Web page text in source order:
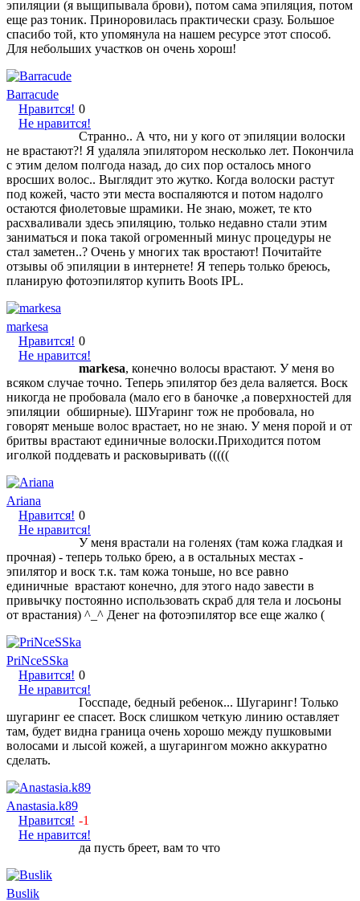
эпиляции (я выщипывала брови), потом сама эпиляция, потом
еще раз тоник. Приноровилась практически сразу. Большое
спасибо той, кто упомянула на нашем ресурсе этот способ.
Для небольших участков он очень хорош!
Barracude
Нравится!
Не нравится!
0
Странно.. А что, ни у кого от эпиляции волоски
не врастают?! Я удаляла эпилятором несколько лет. Покончила
с этим делом полгода назад, до сих пор осталось много
вросших волос.. Выглядит это жутко. Когда волоски растут
под кожей, часто эти места воспаляются и потом надолго
остаются фиолетовые шрамики. Не знаю, может, те кто
расхваливали здесь эпиляцию, только недавно стали этим
заниматься и пока такой огроменный минус процедуры не
стал заметен..? Очень у многих так вростают! Почитайте
отзывы об эпиляции в интернете! Я теперь только бреюсь,
планирую фотоэпилятор купить Boots IPL.
markesa
Нравится!
Не нравится!
0
markesa, конечно волосы врастают. У меня во
всяком случае точно. Теперь эпилятор без дела валяется. Воск
никогда не пробовала (мало его в баночке ,а поверхностей для
эпиляции обширные). ШУгаринг тож не пробовала, но
говорят меньше волос врастает, но не знаю. У меня порой и от
бритвы врастают единичные волоски.Приходится потом
иголкой поддевать и расковыривать (((((
Ariana
Нравится!
Не нравится!
0
У меня врастали на голенях (там кожа гладкая и
прочная) - теперь только брею, а в остальных местах -
эпилятор и воск т.к. там кожа тоньше, но все равно
единичные врастают конечно, для этого надо завести в
привычку постоянно использовать скраб для тела и лосьоны
от врастания) ^_^ Денег на фотоэпилятор все еще жалко (
PriNceSSka
Нравится!
Не нравится!
0
Госспаде, бедный ребенок... Шугаринг! Только
шугаринг ее спасет. Воск слишком четкую линию оставляет
там, будет видна граница очень хорошо между пушковыми
волосами и лысой кожей, а шугарингом можно аккуратно
сделать.
Anastasia.k89
Нравится!
Не нравится!
-1
да пусть бреет, вам то что
Buslik